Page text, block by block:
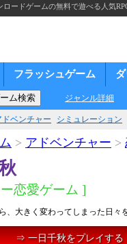
ードゲームの無料で遊べる人気
フラッシュゲーム
ジャンル詳細
ドベンチャー シミュレーション
> アドベンチャー >
恋愛ゲーム ]
、大きく変わってしまった日々
⇒ 一日千秋をプレイする